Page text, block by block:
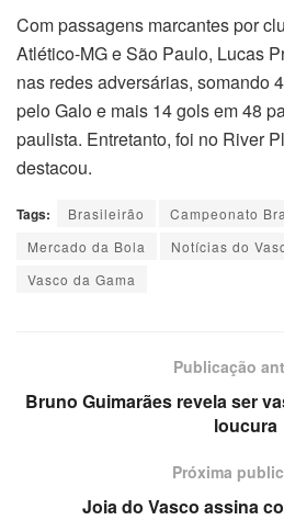
Com passagens marcantes por
Atlético-MG e São Paulo, Lucas
nas redes adversárias, somando
pelo Galo e mais 14 gols em 48
paulista. Entretanto, foi no River
destacou.
Tags: Brasileirão Campeonato
Mercado da Bola
Notícias do
Vasco da Gama
Publicação
Bruno Guimarães revela ser
loucura
Próxima
Joia do Vasco assina